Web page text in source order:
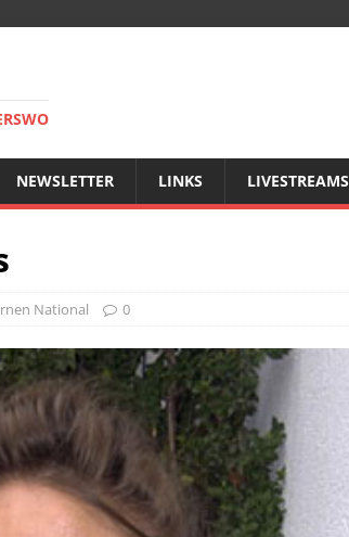
NEWSLETTER LINKS LIVESTREAMS
National 0